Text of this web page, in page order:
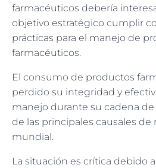
farmacéuticos debería
objetivo estratégico cumplir
prácticas para el manejo de
farmacéuticos.
El consumo de productos
perdido su integridad y
manejo durante su cadena
de las principales causales de
mundial.
La situación es crítica debido